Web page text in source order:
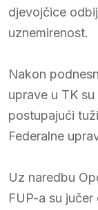
djevojčice
uznemirenost.
Nakon
uprave u TK
postupajući
Federalne
Uz naredbu
FUP-a su